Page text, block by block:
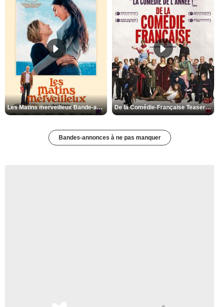
Les Matins merveilleux Bande-annonce VF De la Comédie-Française Teaser VF
Bandes-annonces à ne pas manquer